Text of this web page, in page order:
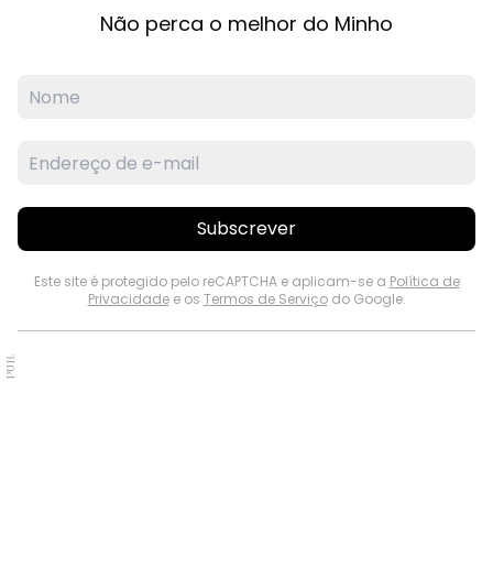
Não perca o melhor do Minho
Subscrever
Este site é protegido pelo reCAPTCHA e aplicam-se a Política de
Privacidadee os Termos de Serviçodo Google.
PUB.